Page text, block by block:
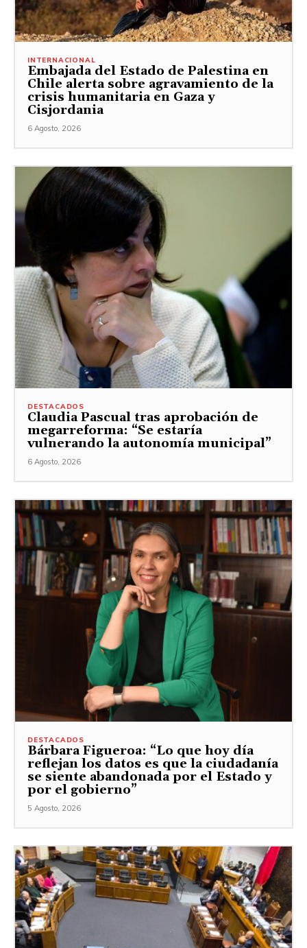
INTERNACIONAL
Embajada del Estado de Palestina en
Chile alerta sobre agravamiento de la
crisis humanitaria en Gaza y
Cisjordania
6 Agosto, 2026
DESTACADOS
Claudia Pascual tras aprobación de
megarreforma: “Se estaría
vulnerando la autonomía municipal”
6 Agosto, 2026
DESTACADOS
Bárbara Figueroa: “Lo que hoy día
reflejan los datos es que la ciudadanía
se siente abandonada por el Estado y
por el gobierno”
5 Agosto, 2026